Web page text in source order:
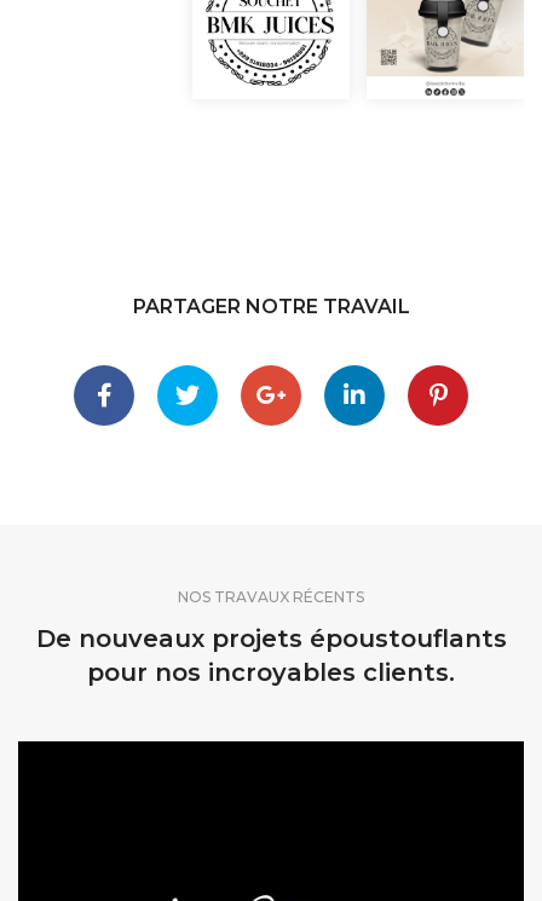
PARTAGER NOTRE TRAVAIL
NOS TRAVAUX RÉCENTS
De nouveaux projets époustouflants
pour nos incroyables clients.